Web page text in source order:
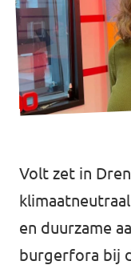
Documenten
Volt zet in
en duurzame
burgerfora bij